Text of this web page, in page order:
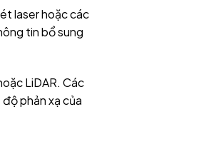
laser hoặc các
tin bổ sung
LiDAR. Các
phản xạ của